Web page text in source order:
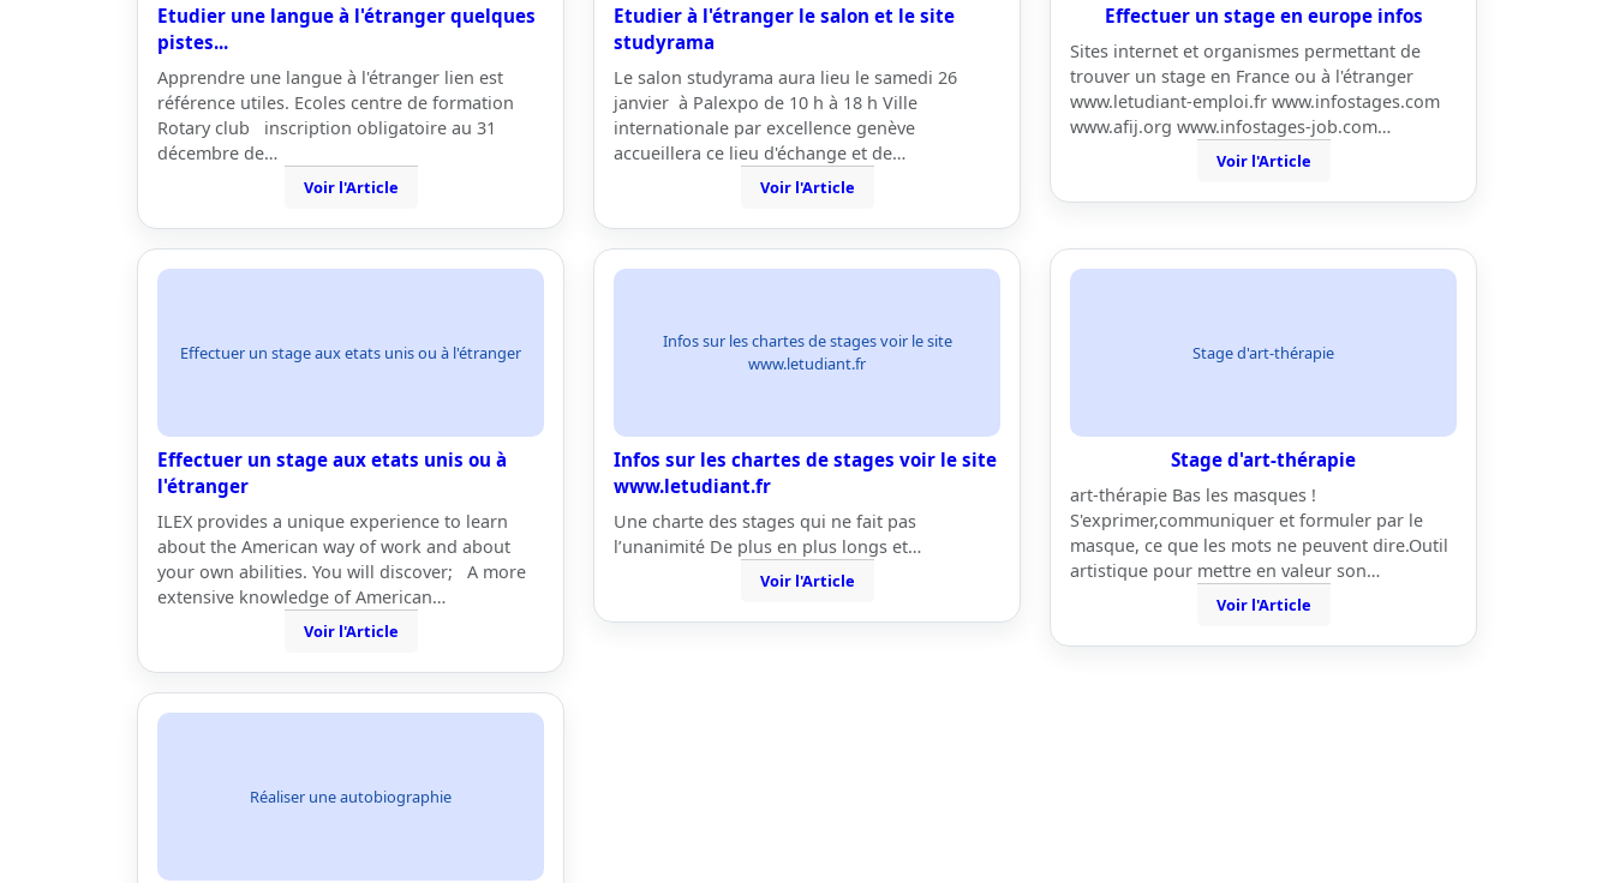
Etudier une langue à l'étranger quelques
pistes...
Apprendre une langue à l'étranger lien est
référence utiles. Ecoles centre de formation
Rotary club inscription obligatoire au 31
décembre de…
Voir l'Article
Etudier à l'étranger le salon et le site
studyrama
Le salon studyrama aura lieu le samedi 26
janvier à Palexpo de 10 h à 18 h Ville
internationale par excellence genève
accueillera ce lieu d'échange et de…
Voir l'Article
Effectuer un stage en europe infos
Sites internet et organismes permettant de
trouver un stage en France ou à l'étranger
www.letudiant-emploi.fr www.infostages.com
www.afij.org www.infostages-job.com…
Voir l'Article
Effectuer un stage aux etats unis ou à l'étranger
Effectuer un stage aux etats unis ou à
l'étranger
ILEX provides a unique experience to learn
about the American way of work and about
your own abilities. You will discover; A more
extensive knowledge of American…
Voir l'Article
Infos sur les chartes de stages voir le site
www.letudiant.fr
Infos sur les chartes de stages voir le site
www.letudiant.fr
Une charte des stages qui ne fait pas
l’unanimité De plus en plus longs et…
Voir l'Article
Stage d'art-thérapie
Stage d'art-thérapie
art-thérapie Bas les masques !
S'exprimer,communiquer et formuler par le
masque, ce que les mots ne peuvent dire.Outil
artistique pour mettre en valeur son…
Voir l'Article
Réaliser une autobiographie